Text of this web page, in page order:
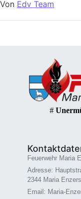
Von Edv Team
#
Feuerwehr Maria
Adresse:
2344 Maria
Email: Maria-